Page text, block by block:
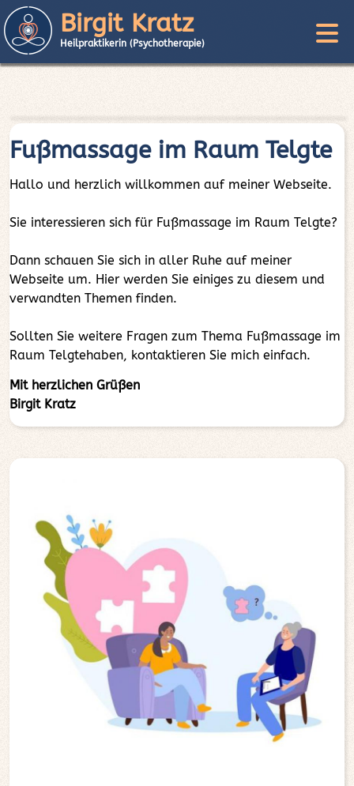
Birgit Kratz
Heilpraktikerin (Psychotherapie)
Fußmassage im Raum Telgte
Hallo und herzlich willkommen auf meiner Webseite.
Sie interessieren sich für Fußmassage im Raum Telgte?
Dann schauen Sie sich in aller Ruhe auf meiner
Webseite um. Hier werden Sie einiges zu diesem und
verwandten Themen finden.
Sollten Sie weitere Fragen zum Thema Fußmassage im
Raum Telgtehaben, kontaktieren Sie mich einfach.
Mit herzlichen Grüßen
Birgit Kratz